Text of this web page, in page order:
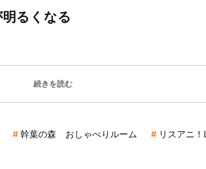
るくなる
続きを読む
幹葉の森 おしゃべりルーム
リスアニ